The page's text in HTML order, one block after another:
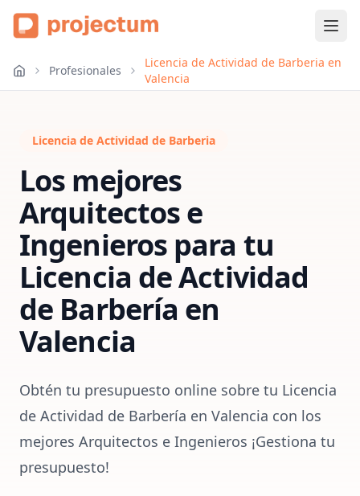
Profesionales
Licencia de Actividad de Barberia en
Valencia
Licencia de Actividad de Barberia
Los mejores
Arquitectos e
Ingenieros para tu
Licencia de Actividad
de Barbería en
Valencia
Obtén tu presupuesto online sobre tu Licencia
de Actividad de Barbería en Valencia con los
mejores Arquitectos e Ingenieros ¡Gestiona tu
presupuesto!